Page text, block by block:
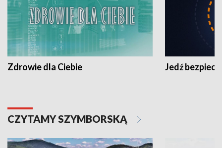
Zdrowie dla Ciebie Jedź
CZYTAMY SZYMBORSKĄ